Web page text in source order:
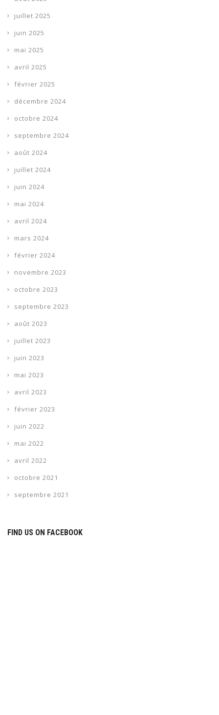
juillet 2025
juin 2025
mai 2025
avril 2025
février 2025
décembre 2024
octobre 2024
septembre 2024
août 2024
juillet 2024
juin 2024
mai 2024
avril 2024
mars 2024
février 2024
novembre 2023
octobre 2023
septembre 2023
août 2023
juillet 2023
juin 2023
mai 2023
avril 2023
février 2023
juin 2022
mai 2022
avril 2022
octobre 2021
septembre 2021
FIND US ON FACEBOOK